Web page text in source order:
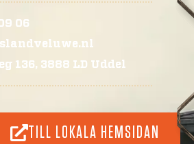
06
136, 3888 LD Uddel
TILL LOKALA HEMSIDAN